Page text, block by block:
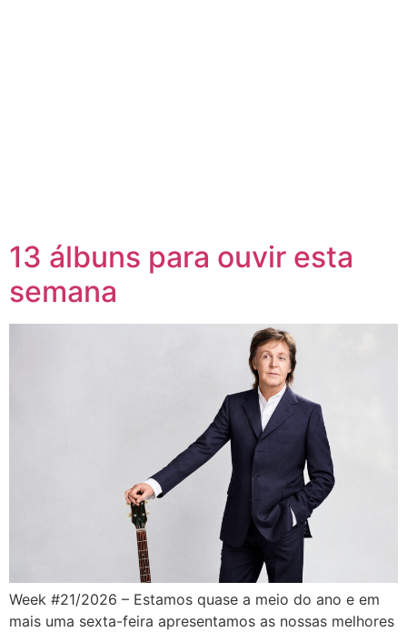
13 álbuns para ouvir esta
semana
Week #21/2026 – Estamos quase a meio do ano e em
mais uma sexta-feira apresentamos as nossas melhores